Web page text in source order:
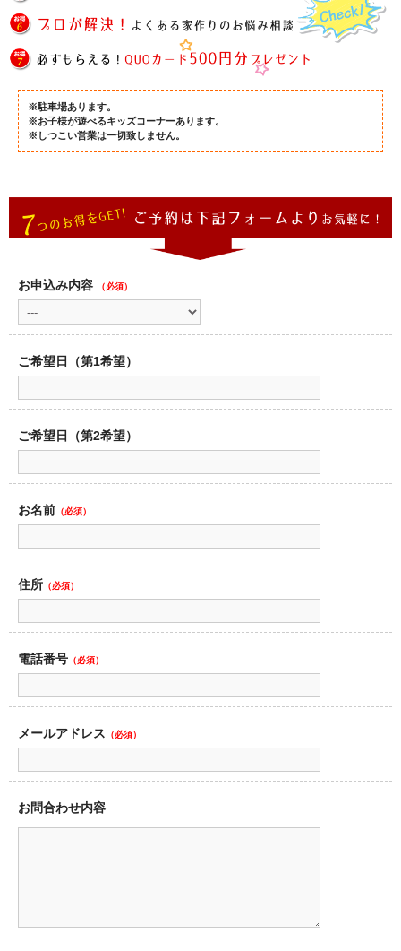
※駐車場あります。
※お子様が遊べるキッズコーナーあります。
※しつこい営業は一切致しません。
お申込み内容 （必須）
ご希望日（第1希望）
ご希望日（第2希望）
お名前 （必須）
住所 （必須）
電話番号 （必須）
メールアドレス （必須）
お問合わせ内容